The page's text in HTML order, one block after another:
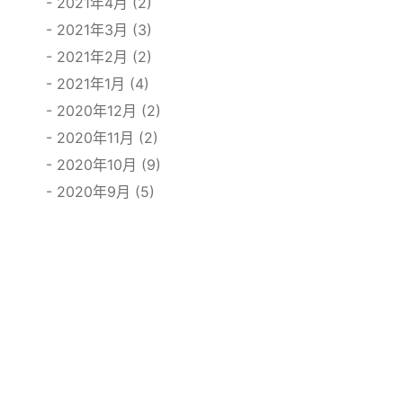
2021年3月 (3)
2021年2月 (2)
2021年1月 (4)
2020年12月 (2)
2020年11月 (2)
2020年10月 (9)
2020年9月 (5)